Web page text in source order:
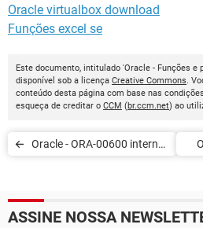
Oracle virtualbox download
Funções excel se
Este documento, intitulado 'Oracle - Funções
disponível sob a licença Creative Commons.
conteúdo desta página com base nas
esqueça de creditar o CCM (br.ccm.net) ao
Oracle - ORA-00600 internal
ASSINE NOSSA